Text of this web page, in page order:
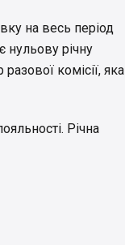
на весь період
нульову річну
комісії, яка
Річна